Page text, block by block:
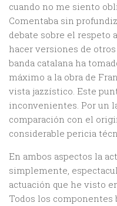
cuando no me siento
Comentaba sin
debate sobre el respeto
hacer versiones de
banda catalana ha
máximo a la obra de
vista jazzístico. Este
inconvenientes. Por un
comparación con el
considerable pericia
En ambos aspectos la
simplemente,
actuación que he visto
Todos los